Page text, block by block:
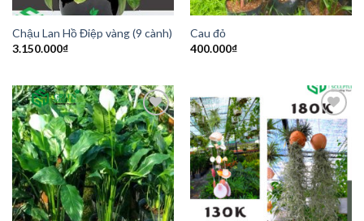
Chậu Lan Hồ Điệp vàng (9 cành)
3.150.000₫
Cau đỏ
400.000₫
Add to
Wishlist
Add to
Wishlist